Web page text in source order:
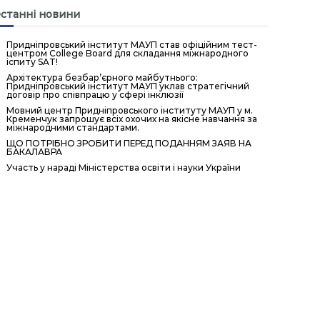
новини
Придніпровський інститут МАУП став офіційним тест-
центром College Board для складання міжнародного
іспиту SAT!
Архітектура безбар’єрного майбутнього:
Придніпровський інститут МАУП уклав стратегічний
договір про співпрацю у сфері інклюзії
Мовний центр Придніпровського інституту МАУП у м.
Кременчук запрошує всіх охочих на якісне навчання за
міжнародними стандартами.
ЩО ПОТРІБНО ЗРОБИТИ ПЕРЕД ПОДАННЯМ ЗАЯВ НА
БАКАЛАВРА
Участь у нараді Міністерства освіти і науки України